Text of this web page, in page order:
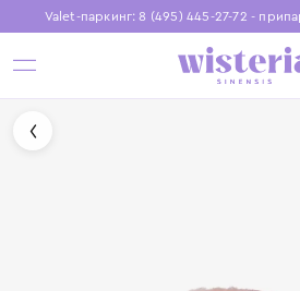
Valet-паркинг: 8 (495) 445-27-72 -
Бесплатная доставка при
Установите приложение, чтобы